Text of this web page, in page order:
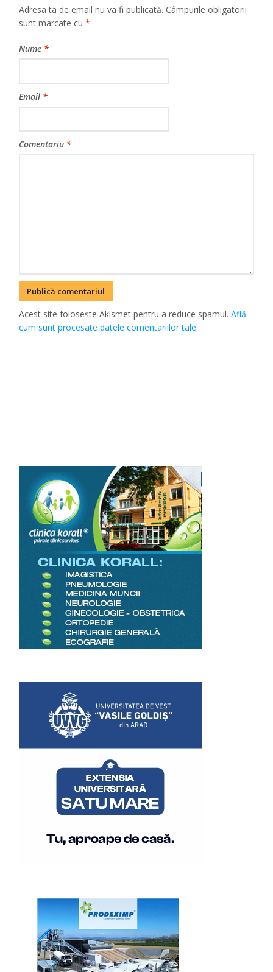
Adresa ta de email nu va fi publicată. Câmpurile obligatorii
sunt marcate cu*
Nume *
Email *
Comentariu *
Acest site folosește Akismet pentru a reduce spamul.Află
cum sunt procesate datele comentariilor tale.